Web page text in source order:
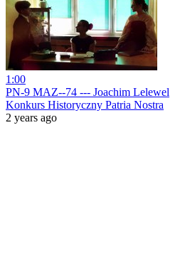
1:00
PN-9 MAZ--74 --- Joachim Lelewel
Konkurs Historyczny Patria Nostra
2 years ago